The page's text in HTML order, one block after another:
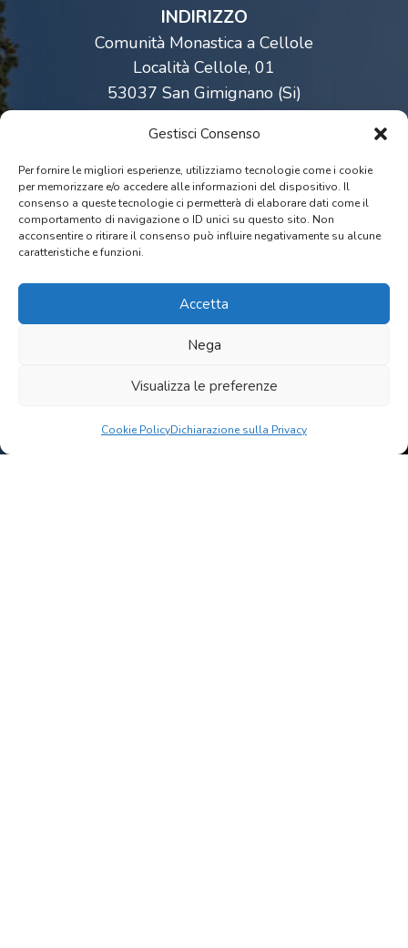
Gestisci Consenso
Per fornire le migliori esperienze, utilizziamo tecnologie come i cookie
per memorizzare e/o accedere alle informazioni del dispositivo. Il
consenso a queste tecnologie ci permetterà di elaborare dati come il
comportamento di navigazione o ID unici su questo sito. Non
acconsentire o ritirare il consenso può influire negativamente su alcune
caratteristiche e funzioni.
Accetta
Nega
Visualizza le preferenze
Cookie PolicyDichiarazione sulla Privacy
INDIRIZZO
Comunità Monastica a Cellole
Località Cellole, 01
53037 San Gimignano (Si)
EMAIL
TELEFONO
0577 946057
NEWSLETTER
ospiti@monasterocellole.it
CANALE YOUTUBE
Monastero di Cellole
ORARIO CENTRALINO
Lun-Ven: 10-12 e 16-18 e 20-21